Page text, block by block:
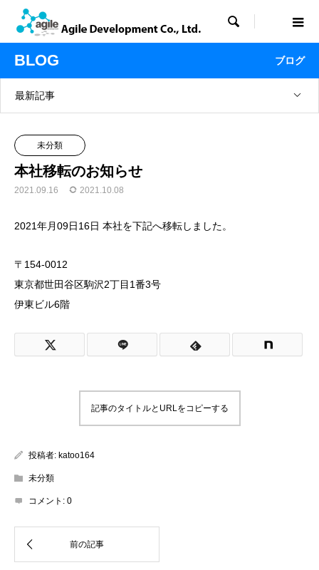

BLOG ブログ
最新記事
未分類
本社移転のお知らせ
2021.09.16 2021.10.08
2021年月09日16日 本社を下記へ移転しました。
〒154-0012
東京都世田谷区駒沢2丁目1番3号
伊東ビル6階
記事のタイトルとURLをコピーする
投稿者: katoo164
未分類
コメント: 0